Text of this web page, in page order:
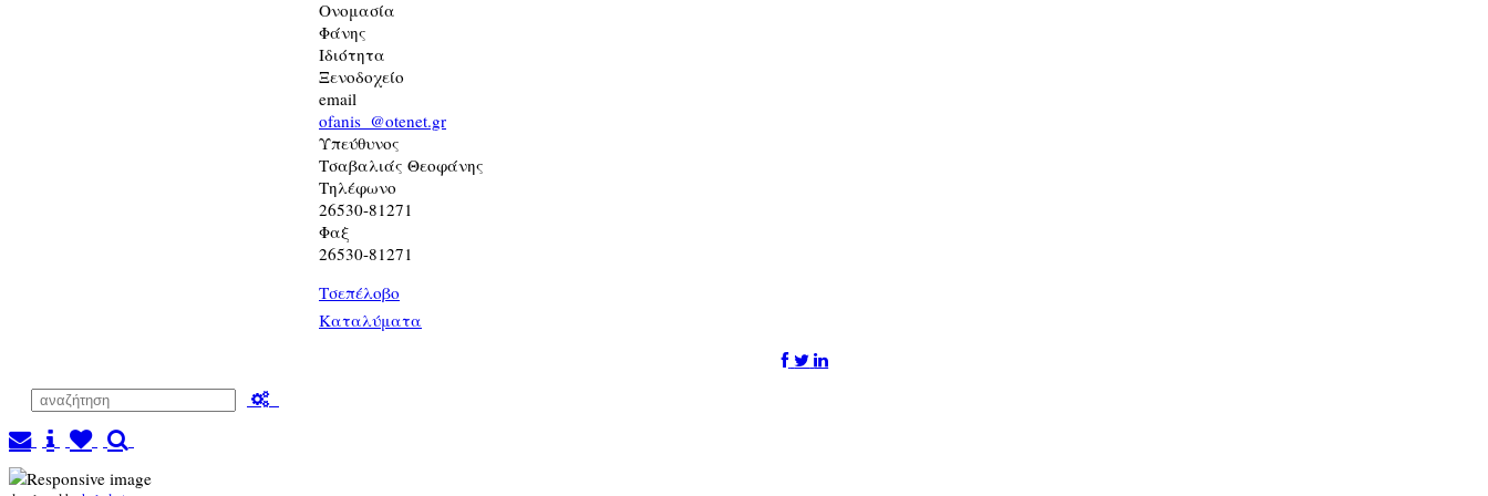
Ονομασία
Φάνης
Ιδιότητα
Ξενοδοχείο
email
ofanis_@otenet.gr
Υπεύθυνος
Τσαβαλιάς Θεοφάνης
Τηλέφωνο
26530-81271
Φαξ
26530-81271
Τσεπέλοβο
Καταλύματα